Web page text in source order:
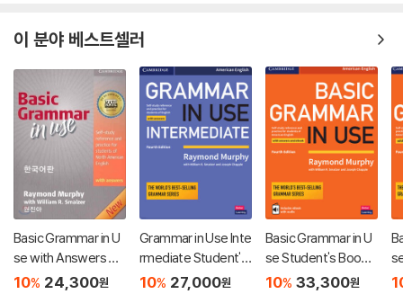
이 분야 베스트셀러
Basic Grammar in U
se with Answers 3/
E : 한국어판
10% 24,300원
Grammar in Use Inte
rmediate Student's
Book With Answer
10% 27,000원
Basic Grammar in U
se Student's Book
with Answers and In
10% 33,300원